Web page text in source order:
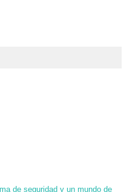
de seguridad y un mundo de